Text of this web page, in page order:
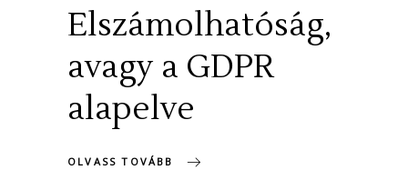
Elszámolhatóság,
avagy a GDPR
alapelve
OLVASS TOVÁBB